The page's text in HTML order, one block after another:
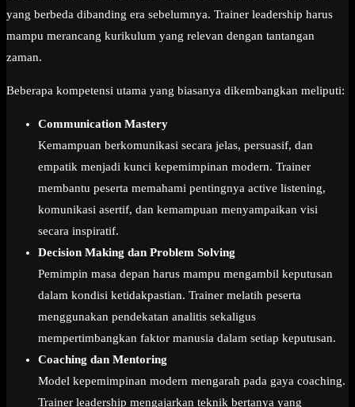
yang berbeda dibanding era sebelumnya. Trainer leadership harus
mampu merancang kurikulum yang relevan dengan tantangan
zaman.
Beberapa kompetensi utama yang biasanya dikembangkan meliputi:
Communication Mastery
Kemampuan berkomunikasi secara jelas, persuasif, dan
empatik menjadi kunci kepemimpinan modern. Trainer
membantu peserta memahami pentingnya active listening,
komunikasi asertif, dan kemampuan menyampaikan visi
secara inspiratif.
Decision Making dan Problem Solving
Pemimpin masa depan harus mampu mengambil keputusan
dalam kondisi ketidakpastian. Trainer melatih peserta
menggunakan pendekatan analitis sekaligus
mempertimbangkan faktor manusia dalam setiap keputusan.
Coaching dan Mentoring
Model kepemimpinan modern mengarah pada gaya coaching.
Trainer leadership mengajarkan teknik bertanya yang